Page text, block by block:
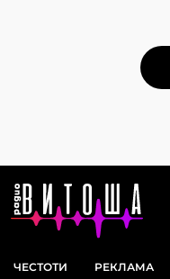
ЧЕСТОТИ РЕКЛАМА